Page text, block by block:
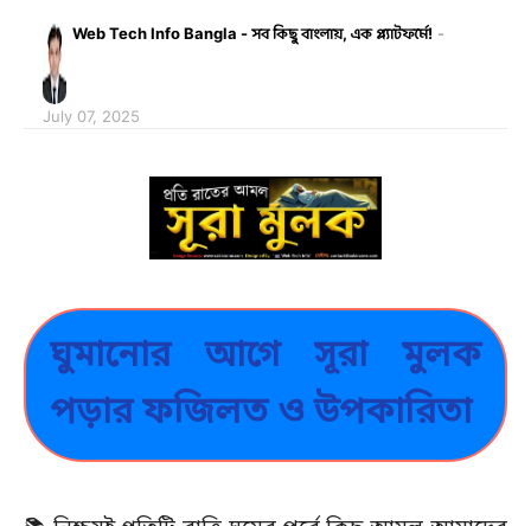
Web Tech Info Bangla - সব কিছু বাংলায়, এক প্ল্যাটফর্মে!
July 07, 2025
ঘুমানোর আগে সূরা মুলক
পড়ার ফজিলত ও উপকারিতা